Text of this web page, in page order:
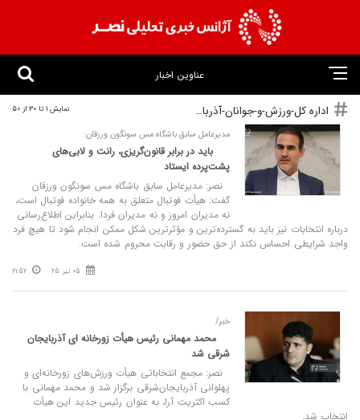
عناوین اخبار
اداره کل-ورزش-و-جوانان-آذربایجان-شرقی نمایش 1 تا 30 از 50
مدیرعامل سابق باشگاه مس سونگون ورزقان:
باید در برابر قانون‌گریزی، رانت و لابی‌های
پشت‌پرده ایستاد
نصر: مدیرعامل سابق باشگاه مس سونگون ورزقان
گفت: هیأت فوتبال متعلق به همه خانواده فوتبال است،
نه مدیران امروز و نه مدیران فردا. بنابراین اطلاع‌رسانی
درباره انتخابات نیز باید به گسترده‌ترین و مؤثرترین شکل ممکن انجام شود تا هیچ فرد
واجد شرایطی احساس نکند از حق حضور و رقابت محروم شده است.
05 تیر 25 21:52
خبر/
محمد مهمانی رئیس هیأت زورخانه‌ ای آذربایجان‌
شرقی شد
نصر: مجمع انتخاباتی هیأت ورزش‌های زورخانه‌ای و
پهلوانی آذربایجان‌شرقی برگزار شد و محمد مهمانی با
کسب اکثریت آرا، به عنوان رئیس جدید این هیأت
انتخاب شد.